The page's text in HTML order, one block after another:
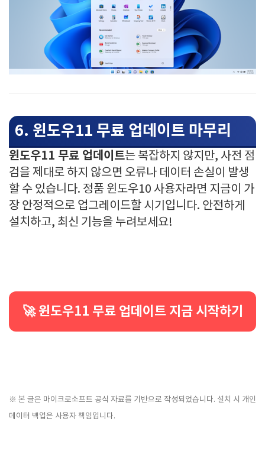
6. 윈도우11 무료 업데이트 마무리
윈도우11 무료 업데이트는 복잡하지 않지만, 사전 점
검을 제대로 하지 않으면 오류나 데이터 손실이 발생
할 수 있습니다. 정품 윈도우10 사용자라면 지금이 가
장 안정적으로 업그레이드할 시기입니다. 안전하게
설치하고, 최신 기능을 누려보세요!
🚀 윈도우11 무료 업데이트 지금 시작하기
※ 본 글은 마이크로소프트 공식 자료를 기반으로 작성되었습니다. 설치 시 개인
데이터 백업은 사용자 책임입니다.